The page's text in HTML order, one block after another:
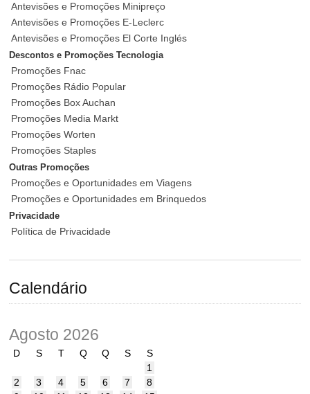
Antevisões e Promoções Minipreço
Antevisões e Promoções E-Leclerc
Antevisões e Promoções El Corte Inglés
Descontos e Promoções Tecnologia
Promoções Fnac
Promoções Rádio Popular
Promoções Box Auchan
Promoções Media Markt
Promoções Worten
Promoções Staples
Outras Promoções
Promoções e Oportunidades em Viagens
Promoções e Oportunidades em Brinquedos
Privacidade
Política de Privacidade
Calendário
Agosto 2026
D S T Q Q S
S
1
2
3 4 5 6 7
8